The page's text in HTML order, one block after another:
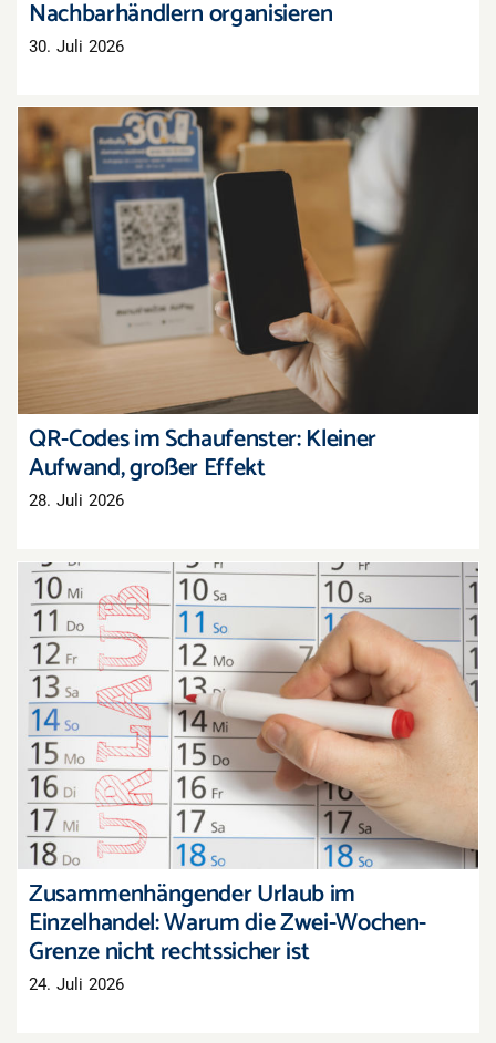
Nachbarhändlern organisieren
30. Juli 2026
QR-Codes im Schaufenster: Kleiner Aufwand,
großer Effekt
QR-Codes im Schaufenster: Kleiner
Aufwand, großer Effekt
28. Juli 2026
Zusammenhängender Urlaub im Einzelhandel:
Warum die Zwei-Wochen-Grenze nicht
rechtssicher ist
Zusammenhängender Urlaub im
Einzelhandel: Warum die Zwei-Wochen-
Grenze nicht rechtssicher ist
24. Juli 2026